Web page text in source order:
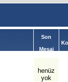
Son
Mesaj
henüz
yok